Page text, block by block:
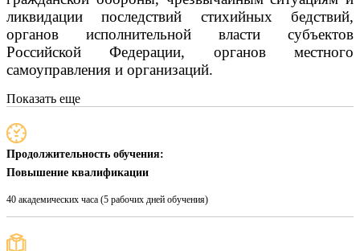
ликвидации последствий стихийных бедствий,
органов исполнительной власти субъектов
Российской Федерации, органов местного
самоуправления и организаций.
Показать еще
Продолжительность обучения:
Повышение квалификации
40 академических часа (5 рабочих дней обучения)